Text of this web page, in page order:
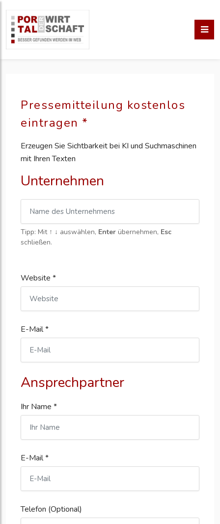
Pressemitteilung kostenlos
eintragen *
Erzeugen Sie Sichtbarkeit bei KI und Suchmaschinen
mit Ihren Texten
Unternehmen
Tipp: Mit ↑ ↓ auswählen, Enter übernehmen, Esc
schließen.
Website *
E-Mail *
Ansprechpartner
Ihr Name *
E-Mail *
Telefon (Optional)